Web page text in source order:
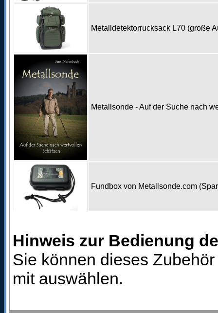
Metalldetektorrucksack L70 (große
Metallsonde - Auf der Suche nach
Fundbox von Metallsonde.com
Hinweis zur Bedienung
Sie können dieses
mit auswählen.